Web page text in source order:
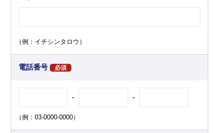
（例：イチシンタロウ）
電話番号 必須
- -
（例：03-0000-0000）